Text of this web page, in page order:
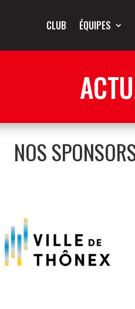
CLUB ÉQUIPES
NOS